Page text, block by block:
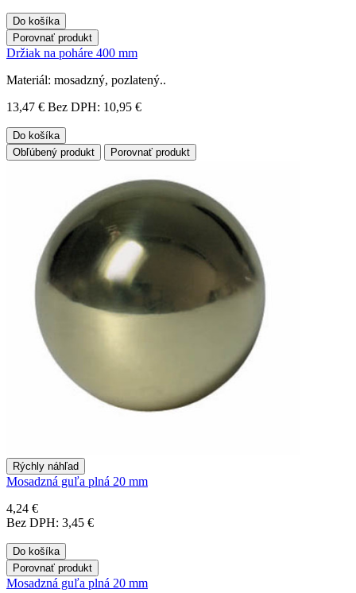
Do košíka
Porovnať produkt
Držiak na poháre 400 mm
Materiál: mosadzný, pozlatený..
13,47 € Bez DPH: 10,95 €
Do košíka
Obľúbený produkt
Porovnať produkt
Rýchly náhľad
Mosadzná guľa plná 20 mm
4,24 €
Bez DPH: 3,45 €
Do košíka
Porovnať produkt
Mosadzná guľa plná 20 mm